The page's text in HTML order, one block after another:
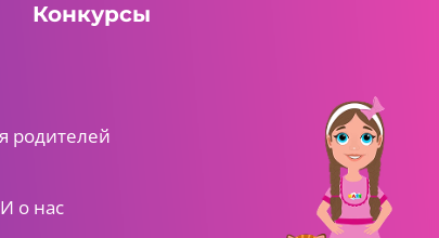
Конкурсы
родителей
о нас